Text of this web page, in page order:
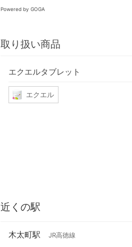
Powered by GOGA
取り扱い商品
エクエルタブレット
エクエル
近くの駅
木太町駅 JR高徳線